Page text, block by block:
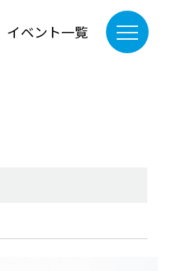
イベント一覧